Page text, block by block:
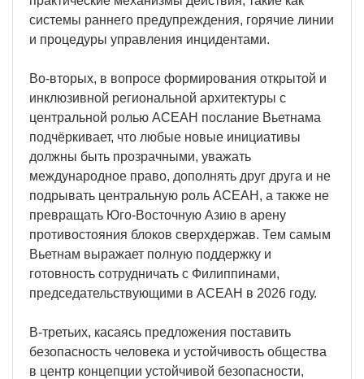
системы раннего предупреждения, горячие линии
и процедуры управления инцидентами.
Во-вторых, в вопросе формирования открытой и
инклюзивной региональной архитектуры с
центральной ролью АСЕАН послание Вьетнама
подчёркивает, что любые новые инициативы
должны быть прозрачными, уважать
международное право, дополнять друг друга и не
подрывать центральную роль АСЕАН, а также не
превращать Юго-Восточную Азию в арену
противостояния блоков сверхдержав. Тем самым
Вьетнам выражает полную поддержку и
готовность сотрудничать с Филиппинами,
председательствующими в АСЕАН в 2026 году.
В-третьих, касаясь предложения поставить
безопасность человека и устойчивость общества
в центр концепции устойчивой безопасности,